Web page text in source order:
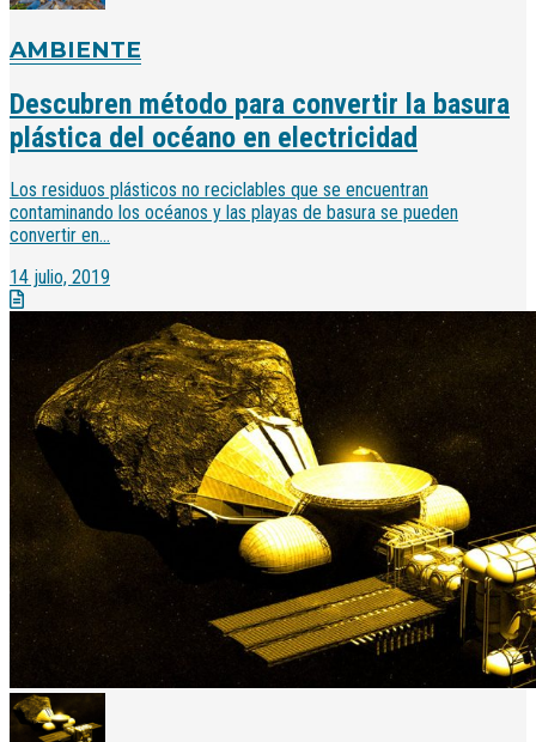
AMBIENTE
Descubren método para convertir la basura
plástica del océano en electricidad
Los residuos plásticos no reciclables que se encuentran
contaminando los océanos y las playas de basura se pueden
convertir en...
14 julio, 2019